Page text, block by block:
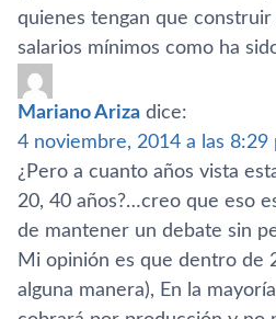
quienes tengan que
salarios mí­nimos como ha
Mariano Ariza dice:
4 noviembre, 2014 a las 8:29
¿Pero a cuanto años vista
20, 40 años?…creo que eso
de mantener un debate sin
Mi opinión es que dentro de
alguna manera), En la